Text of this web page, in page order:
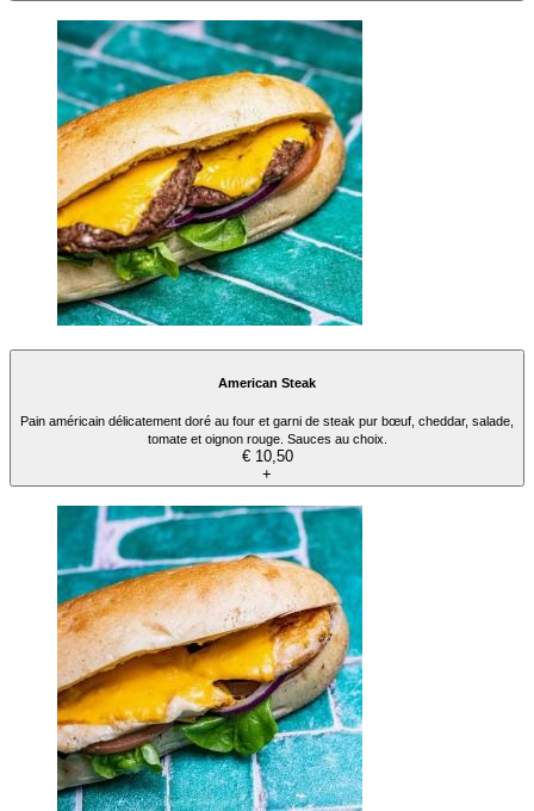
American Steak
Pain américain délicatement doré au four et garni de steak pur bœuf, cheddar, salade,
tomate et oignon rouge. Sauces au choix.
€ 10,50
+